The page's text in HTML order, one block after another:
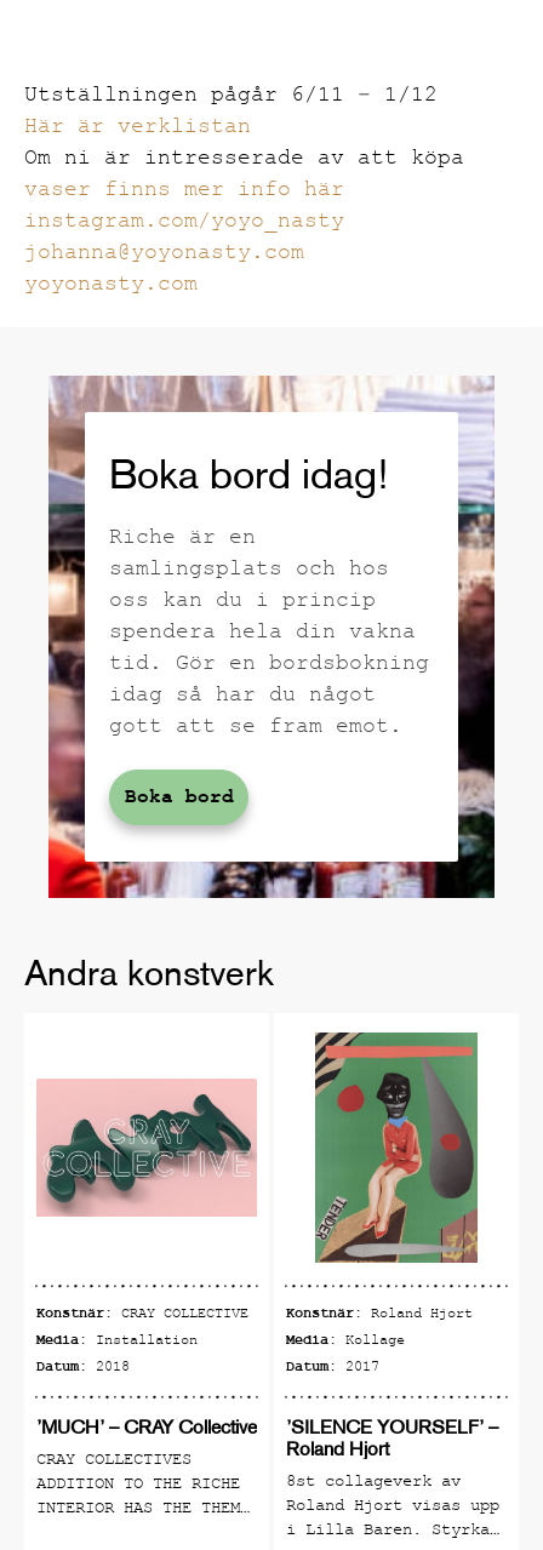
Utställningen pågår 6/11 – 1/12
Här är verklistan
Om ni är intresserade av att köpa
vaser finns mer info här
instagram.com/yoyo_nasty
johanna@yoyonasty.com
yoyonasty.com
Boka bord idag!
Riche är en
samlingsplats och hos
oss kan du i princip
spendera hela din vakna
tid. Gör en bordsbokning
idag så har du något
gott att se fram emot.
Boka bord
Andra konstverk
Konstnär: CRAY COLLECTIVE
Media: Installation
Datum: 2018
’MUCH’ – CRAY Collective
CRAY COLLECTIVES
ADDITION TO THE RICHE
INTERIOR HAS THE THEME
Konstnär: Roland Hjort
Media: Kollage
Datum: 2017
’SILENCE YOURSELF’ –
Roland Hjort
8st collageverk av
Roland Hjort visas upp
i Lilla Baren. Styrka